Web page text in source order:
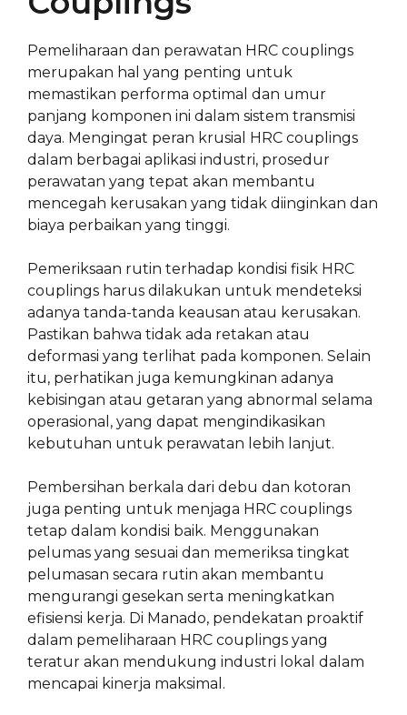
Pemeliharaan dan perawatan HRC couplings
merupakan hal yang penting untuk
memastikan performa optimal dan umur
panjang komponen ini dalam sistem transmisi
daya. Mengingat peran krusial HRC couplings
dalam berbagai aplikasi industri, prosedur
perawatan yang tepat akan membantu
mencegah kerusakan yang tidak diinginkan dan
biaya perbaikan yang tinggi.
Pemeriksaan rutin terhadap kondisi fisik HRC
couplings harus dilakukan untuk mendeteksi
adanya tanda-tanda keausan atau kerusakan.
Pastikan bahwa tidak ada retakan atau
deformasi yang terlihat pada komponen. Selain
itu, perhatikan juga kemungkinan adanya
kebisingan atau getaran yang abnormal selama
operasional, yang dapat mengindikasikan
kebutuhan untuk perawatan lebih lanjut.
Pembersihan berkala dari debu dan kotoran
juga penting untuk menjaga HRC couplings
tetap dalam kondisi baik. Menggunakan
pelumas yang sesuai dan memeriksa tingkat
pelumasan secara rutin akan membantu
mengurangi gesekan serta meningkatkan
efisiensi kerja. Di Manado, pendekatan proaktif
dalam pemeliharaan HRC couplings yang
teratur akan mendukung industri lokal dalam
mencapai kinerja maksimal.